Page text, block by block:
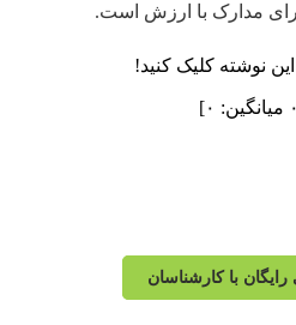
مدارک با ارزش است.
این نوشته کلیک کنید!
۰ میانگین: ۰]
با کارشناسان